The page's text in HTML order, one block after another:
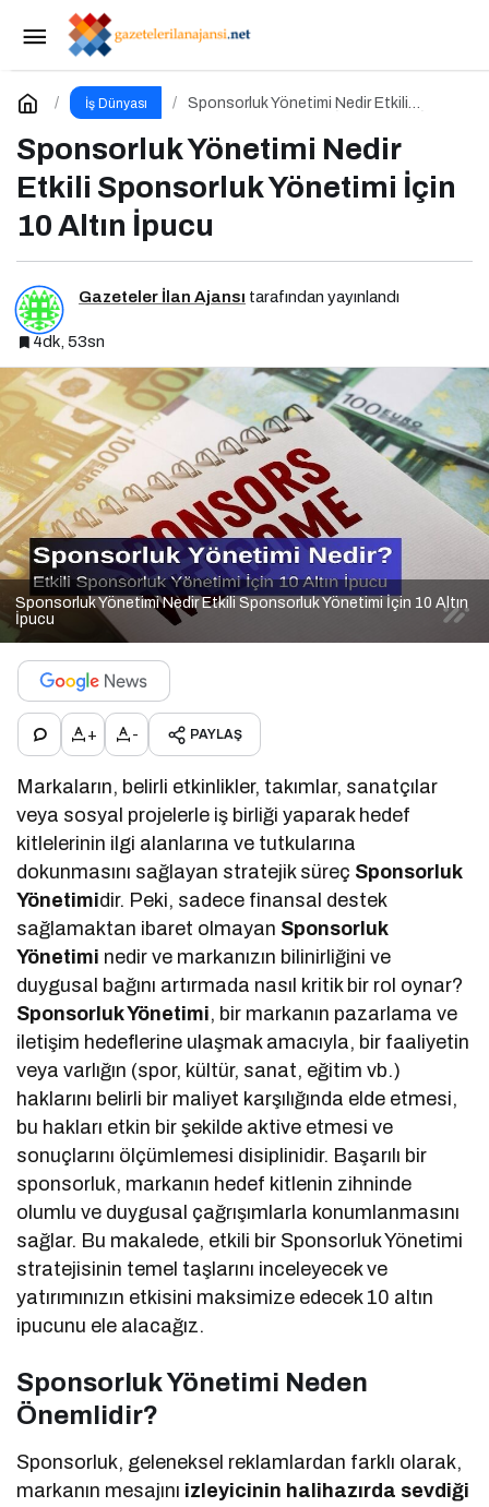
İş Dünyası
Sponsorluk Yönetimi Nedir Etkili
Sponsorluk Yönetimi Nedir
Etkili Sponsorluk Yönetimi İçin
10 Altın İpucu
Gazeteler İlan Ajansı tarafından yayınlandı
4dk, 53sn
Sponsorluk Yönetimi Nedir Etkili Sponsorluk Yönetimi İçin 10 Altın
İpucu
+ - PAYLAŞ
Markaların, belirli etkinlikler, takımlar, sanatçılar
veya sosyal projelerle iş birliği yaparak hedef
kitlelerinin ilgi alanlarına ve tutkularına
dokunmasını sağlayan stratejik süreç Sponsorluk
Yönetimidir. Peki, sadece finansal destek
sağlamaktan ibaret olmayan Sponsorluk
Yönetimi nedir ve markanızın bilinirliğini ve
duygusal bağını artırmada nasıl kritik bir rol oynar?
Sponsorluk Yönetimi, bir markanın pazarlama ve
iletişim hedeflerine ulaşmak amacıyla, bir faaliyetin
veya varlığın (spor, kültür, sanat, eğitim vb.)
haklarını belirli bir maliyet karşılığında elde etmesi,
bu hakları etkin bir şekilde aktive etmesi ve
sonuçlarını ölçümlemesi disiplinidir. Başarılı bir
sponsorluk, markanın hedef kitlenin zihninde
olumlu ve duygusal çağrışımlarla konumlanmasını
sağlar. Bu makalede, etkili bir Sponsorluk Yönetimi
stratejisinin temel taşlarını inceleyecek ve
yatırımınızın etkisini maksimize edecek 10 altın
ipucunu ele alacağız.
Sponsorluk Yönetimi Neden
Önemlidir?
Sponsorluk, geleneksel reklamlardan farklı olarak,
markanın mesajını izleyicinin halihazırda sevdiği
Kampanya Tasarımı Nedir Etkili Kampanya
Tasarımı İçin 10 Altın Öneri
Yorum Yap